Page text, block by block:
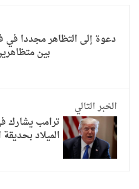
دعوة إلى التظاهر مجددا في
بين
الخبر التالي
ترامب يشارك
الميلاد